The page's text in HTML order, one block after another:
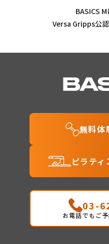
BASICS
Versa Gripps公認
無料体
ピラテ
03-
お電話でもご